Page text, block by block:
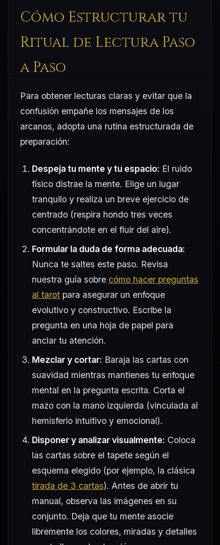
Cómo Estructurar tu
Ritual de Lectura Paso
a Paso
Para obtener lecturas claras y evitar que la
confusión empañe los mensajes de los
arcanos, adopta una rutina estructurada de
preparación:
Despeja tu mente y tu espacio: El ruido
físico distrae la mente. Elige un lugar
tranquilo y realiza un breve ejercicio de
centrado (respira hondo tres veces
concentrándote en el fluir del aire).
Formular la duda de forma adecuada:
Nunca te saltes este paso. Revisa
nuestra guía sobre cómo hacer preguntas
al tarot para asegurar un enfoque
evolutivo y constructivo. Escribe la
pregunta en una hoja de papel para
anclar tu atención.
Mezclar y cortar: Baraja las cartas con
suavidad mientras mantienes tu enfoque
mental en la pregunta escrita. Corta el
mazo con la mano izquierda (vinculada al
hemisferio intuitivo y emocional).
Disponer y analizar visualmente: Coloca
las cartas sobre el tapete según el
esquema elegido (por ejemplo, la clásica
tirada de 3 cartas). Antes de abrir tu
manual, observa las imágenes en su
conjunto. Deja que tu mente asocie
libremente los colores, miradas y detalles